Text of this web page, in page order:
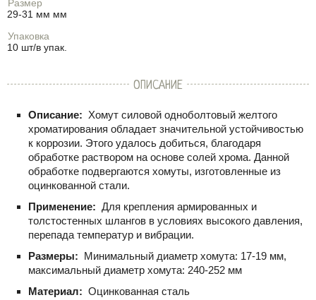
Размер
29-31 мм мм
Упаковка
10 шт/в упак.
ОПИСАНИЕ
Описание: Хомут силовой одноболтовый желтого
хроматирования обладает значительной устойчивостью
к коррозии. Этого удалось добиться, благодаря
обработке раствором на основе солей хрома. Данной
обработке подвергаются хомуты, изготовленные из
оцинкованной стали.
Применение: Для крепления армированных и
толстостенных шлангов в условиях высокого давления,
перепада температур и вибрации.
Размеры: Минимальный диаметр хомута: 17-19 мм,
максимальный диаметр хомута: 240-252 мм
Материал: Оцинкованная сталь